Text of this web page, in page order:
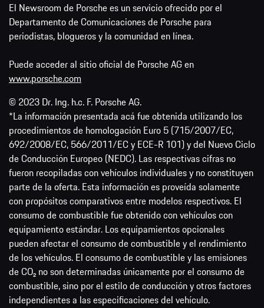
El Newsroom de Porsche es un servicio ofrecido por el
Departamento de Comunicaciones de Porsche para
periodistas, blogueros y la comunidad en línea.
Puede acceder al sitio oficial de Porsche AG en
www.porsche.com
© 2023 Dr. Ing. h.c. F. Porsche AG.
*La información presentada acá fue obtenida utilizando los
procedimientos de homologación Euro 5 (715/2007/EC,
692/2008/EC, 566/2011/EC y ECE-R 101) y del Nuevo Ciclo
de Conducción Europeo (NEDC). Las respectivas cifras no
fueron recopiladas con vehículos individuales y no constituyen
parte de la oferta. Esta información es proveída solamente
con propósitos comparativos entre modelos respectivos. El
consumo de combustible fue obtenido con vehículos con
equipamiento estándar. Los equipamientos opcionales
pueden afectar el consumo de combustible y el rendimiento
de los vehículos. El consumo de combustible y las emisiones
de CO₂ no son determinadas únicamente por el consumo de
combustible, sino por el estilo de conducción y otros factores
independientes a las especificaciones del vehículo.